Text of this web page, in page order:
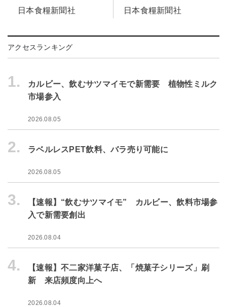
日本食糧新聞社
日本食糧新聞社
アクセスランキング
1.
カルビー、飲むサツマイモで新需要 植物性ミルク
市場参入
2026.08.05
2. ラベルレスPET飲料、バラ売り可能に
2026.08.05
3.
【速報】“飲むサツマイモ” カルビー、飲料市場参
入で新需要創出
2026.08.04
4.
【速報】不二家洋菓子店、「焼菓子シリーズ」刷
新 来店頻度向上へ
2026.08.04